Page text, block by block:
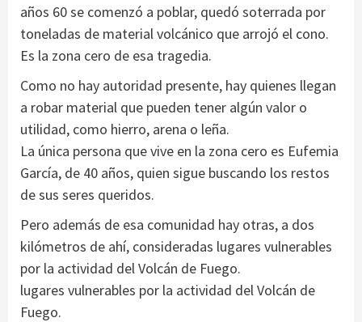
años 60 se comenzó a poblar, quedó soterrada por
toneladas de material volcánico que arrojó el cono.
Es la zona cero de esa tragedia.
Como no hay autoridad presente, hay quienes llegan
a robar material que pueden tener algún valor o
utilidad, como hierro, arena o leña.
La única persona que vive en la zona cero es Eufemia
García, de 40 años, quien sigue buscando los restos
de sus seres queridos.
Pero además de esa comunidad hay otras, a dos
kilómetros de ahí, consideradas lugares vulnerables
por la actividad del Volcán de Fuego.
lugares vulnerables por la actividad del Volcán de
Fuego.